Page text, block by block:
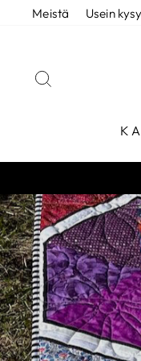
SiirryMeistä Usein